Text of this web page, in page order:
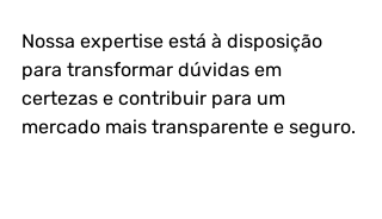
Nossa expertise está à disposição
para transformar dúvidas em
certezas e contribuir para um
mercado mais transparente e seguro.